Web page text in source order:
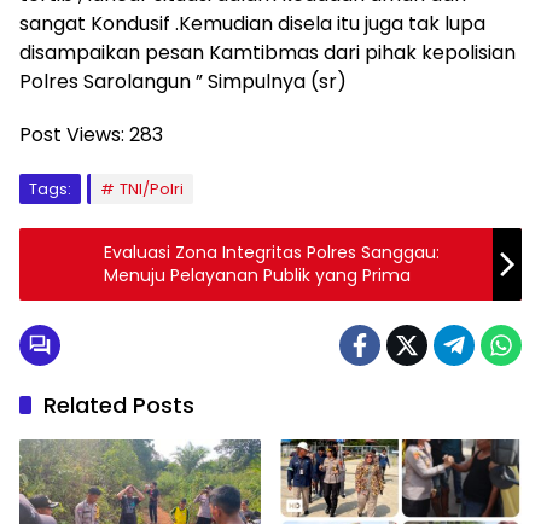
sangat Kondusif .Kemudian disela itu juga tak lupa
disampaikan pesan Kamtibmas dari pihak kepolisian
Polres Sarolangun ” Simpulnya (sr)
Post Views: 283
Tags: TNI/Polri
Evaluasi Zona Integritas Polres Sanggau:
Menuju Pelayanan Publik yang Prima
Related Posts